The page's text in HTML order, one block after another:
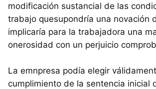
modificación sustancial de las
trabajo quesupondría una novación
implicaría para la trabajadora una
onerosidad con un perjuicio
La emnpresa podía elegir
cumplimiento de la sentencia inicial